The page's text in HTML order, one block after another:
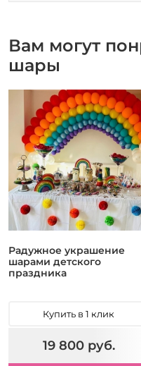
Вам могут
шары
Радужное украшение
шарами детского
праздника
Купить в 1 клик
19 800 руб.